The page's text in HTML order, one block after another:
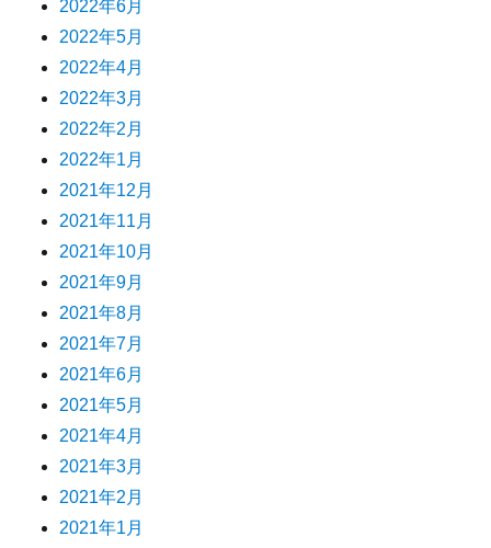
2022年6月
2022年5月
2022年4月
2022年3月
2022年2月
2022年1月
2021年12月
2021年11月
2021年10月
2021年9月
2021年8月
2021年7月
2021年6月
2021年5月
2021年4月
2021年3月
2021年2月
2021年1月